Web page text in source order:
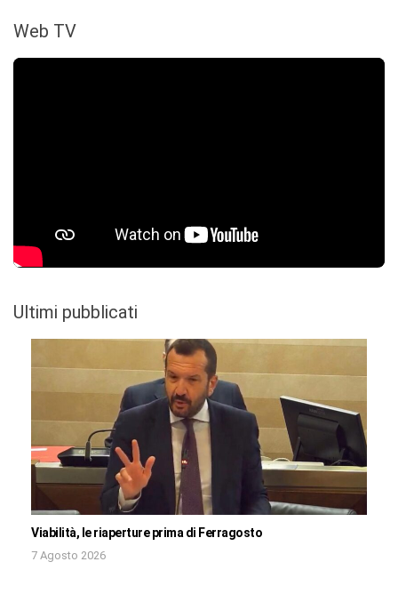
Web TV
Ultimi pubblicati
Viabilità, le riaperture prima di Ferragosto
7 Agosto 2026